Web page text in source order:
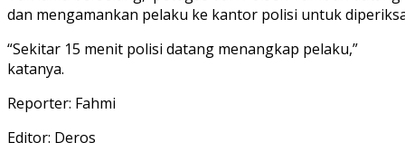
dan mengamankan pelaku ke kantor polisi untuk
“Sekitar 15 menit polisi datang menangkap pelaku,”
katanya.
Reporter: Fahmi
Editor: Deros